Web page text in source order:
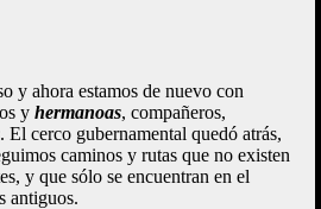
y ahora estamos de nuevo con
y hermanoas, compañeros,
. El cerco gubernamental quedó atrás,
caminos y rutas que no existen
y que sólo se encuentran en el
antiguos.